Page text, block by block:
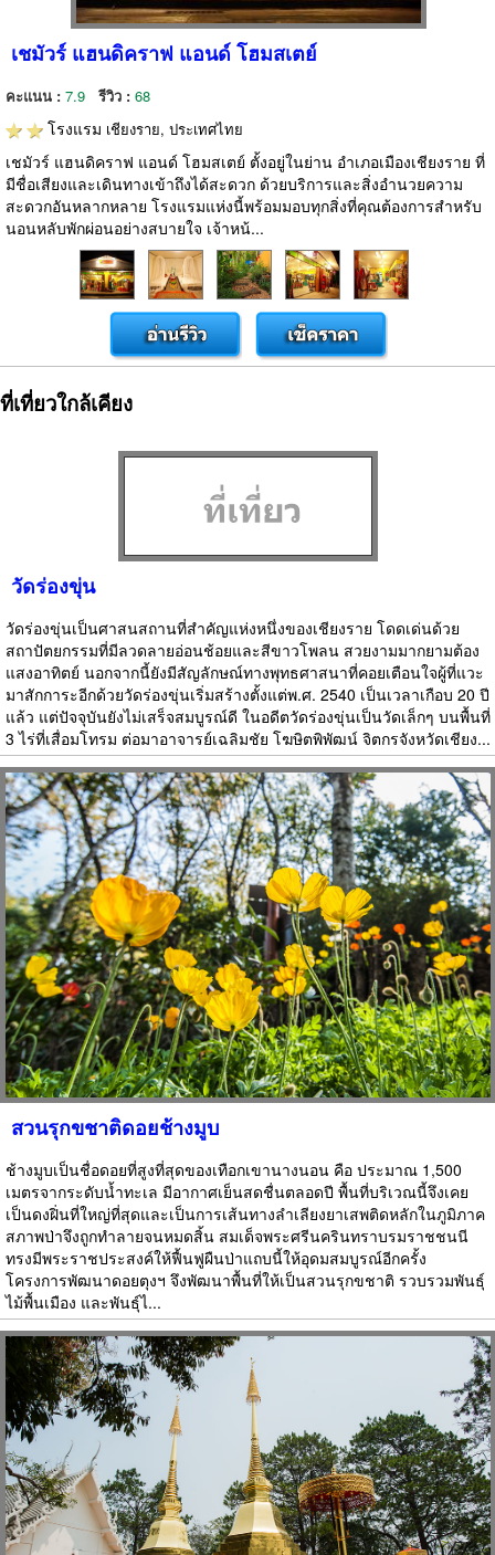
เชมัวร์ แฮนดิคราฟ แอนด์ โฮมสเตย์
คะแนน : 7.9 รีวิว : 68
โรงแรม เชียงราย, ประเทศไทย
เชมัวร์ แฮนดิคราฟ แอนด์ โฮมสเตย์ ตั้งอยู่ในย่าน อำเภอเมืองเชียงราย ที่
มีชื่อเสียงและเดินทางเข้าถึงได้สะดวก ด้วยบริการและสิ่งอำนวยความ
สะดวกอันหลากหลาย โรงแรมแห่งนี้พร้อมมอบทุกสิ่งที่คุณต้องการสำหรับ
นอนหลับพักผ่อนอย่างสบายใจ เจ้าหน้...
ที่เที่ยวใกล้เคียง
วัดร่องขุ่น
วัดร่องขุ่นเป็นศาสนสถานที่สำคัญแห่งหนึ่งของเชียงราย โดดเด่นด้วย
สถาปัตยกรรมที่มีลวดลายอ่อนช้อยและสีขาวโพลน สวยงามมากยามต้อง
แสงอาทิตย์ นอกจากนี้ยังมีสัญลักษณ์ทางพุทธศาสนาที่คอยเตือนใจผู้ที่แวะ
มาสักการะอีกด้วยวัดร่องขุ่นเริ่มสร้างตั้งแต่พ.ศ. 2540 เป็นเวลาเกือบ 20 ปี
แล้ว แต่ปัจจุบันยังไม่เสร็จสมบูรณ์ดี ในอดีตวัดร่องขุ่นเป็นวัดเล็กๆ บนพื้นที่
3 ไร่ที่เสื่อมโทรม ต่อมาอาจารย์เฉลิมชัย โฆษิตพิพัฒน์ จิตกรจังหวัดเชียง...
สวนรุกขชาติดอยช้างมูบ
ช้างมูบเป็นชื่อดอยที่สูงที่สุดของเทือกเขานางนอน คือ ประมาณ 1,500
เมตรจากระดับน้ำทะเล มีอากาศเย็นสดชื่นตลอดปี พื้นที่บริเวณนี้จึงเคย
เป็นดงฝิ่นที่ใหญ่ที่สุดและเป็นการเส้นทางลำเลียงยาเสพติดหลักในภูมิภาค
สภาพป่าจึงถูกทำลายจนหมดสิ้น สมเด็จพระศรีนครินทราบรมราชชนนี
ทรงมีพระราชประสงค์ให้ฟื้นฟูผืนป่าแถบนี้ให้อุดมสมบูรณ์อีกครั้ง
โครงการพัฒนาดอยตุงฯ จึงพัฒนาพื้นที่ให้เป็นสวนรุกขชาติ รวบรวมพันธุ์
ไม้พื้นเมือง และพันธุ์ไ...